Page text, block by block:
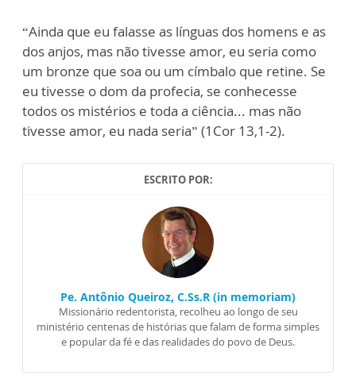
“Ainda que eu falasse as línguas dos homens e as
dos anjos, mas não tivesse amor, eu seria como
um bronze que soa ou um címbalo que retine. Se
eu tivesse o dom da profecia, se conhecesse
todos os mistérios e toda a ciência... mas não
tivesse amor, eu nada seria” (1Cor 13,1-2).
ESCRITO POR:
Pe. Antônio Queiroz, C.Ss.R (in memoriam)
Missionário redentorista, recolheu ao longo de seu
ministério centenas de histórias que falam de forma simples
e popular da fé e das realidades do povo de Deus.